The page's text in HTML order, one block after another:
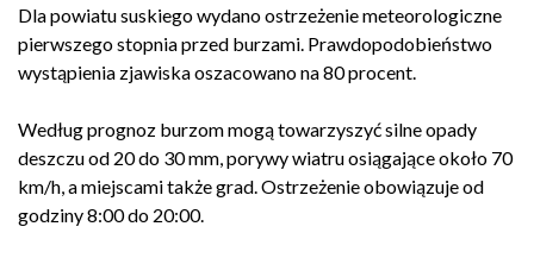
Dla powiatu suskiego wydano ostrzeżenie meteorologiczne
pierwszego stopnia przed burzami. Prawdopodobieństwo
wystąpienia zjawiska oszacowano na 80 procent.
Według prognoz burzom mogą towarzyszyć silne opady
deszczu od 20 do 30 mm, porywy wiatru osiągające około 70
km/h, a miejscami także grad. Ostrzeżenie obowiązuje od
godziny 8:00 do 20:00.